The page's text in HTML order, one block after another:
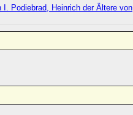
Podiebrad, Heinrich der Ältere von